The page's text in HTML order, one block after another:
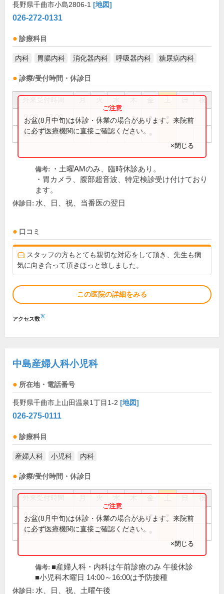
長野県千曲市小島2806-1 [地図]
026-272-0131
診療科目
内科 胃腸内科 消化器内科 呼吸器内科 糖尿病内科
診療/受付時間・休診日
祝
9:00～12:00 ● ● ● ●
15:00～17:30 ● ● ●
お盆(8月中旬)は休診・休業の場合があります。来院前
に必ず医療機関に直接ご確認ください。
×閉じる
備考:
・土曜AMのみ、臨時休診あり。
・胃カメラ、腹部超音波、特定検診受け付けており
ます。
休診日: 水、日、祝、当番医の翌日
口コミ
スタッフの方もとても親切な対応をして頂き、先生も病
気に向き合って頂きほっと致しました。
この医院の詳細をみる
アクセス数※
中島産婦人科小児科
所在地・電話番号
長野県千曲市上山田温泉1丁目1-2 [地図]
026-275-0111
診療科目
産婦人科 小児科 内科
診療/受付時間・休診日
祝
9:00～12:00 ● ● ● ●
14:00～17:30 ● ● ●
お盆(8月中旬)は休診・休業の場合があります。来院前
に必ず医療機関に直接ご確認ください。
×閉じる
備考: ■産婦人科・内科は午前診療のみ 午後休診
■小児科木曜日 14:00～16:00は予防接種
休診日: 水、日、祝、土曜午後